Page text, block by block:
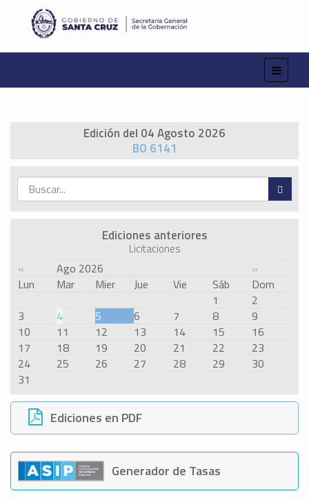
Edición del 04 Agosto 2026
BO 6141
Ediciones anteriores
Licitaciones
« Ago 2026
»
Lun
Mar Mier Jue Vie Sáb
Dom
1
2
3
4 5 6 7 8
9
10
11 12 13 14 15
16
17
18 19 20 21 22
23
24
25 26 27 28 29
30
31
Ediciones en PDF
Generador de Tasas